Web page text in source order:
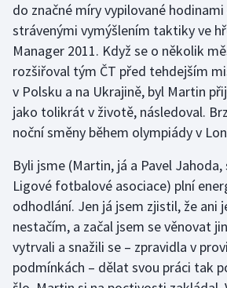
Plavání
Plážový volejbal
Ragby
Rychlobruslení
Rychlostní kanoistika
Short track
Sportovní střelba
do značné míry vypilované
strávenými vymýšlením taktiky ve
Manager 2011. Když se o několik
rozšiřoval tým ČT před tehdejším
v Polsku a na Ukrajině, byl Martin
jako tolikrát v životě, následoval.
noční směny během olympiády v
Byli jsme (Martin, já a Pavel
Ligové fotbalové asociace) plní
odhodlání. Jen já jsem zjistil, že ani
nestačím, a začal jsem se věnovat
vytrvali a snažili se – zpravidla v
podmínkách – dělat svou práci tak